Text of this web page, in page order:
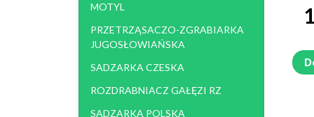
ROZRZUTNIK OBORNIKA
ROSYJSKI
MOTYL
PRZETRZĄSACZO-ZGRABIARKA
JUGOSŁOWIAŃSKA
SADZARKA CZESKA
ROZDRABNIACZ GAŁĘZI RZ
SADZARKA POLSKA